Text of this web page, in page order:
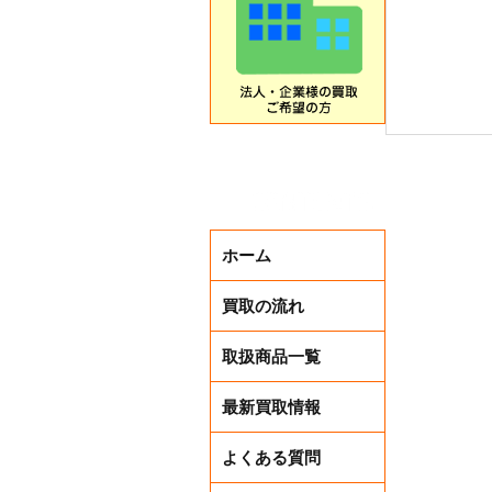
ホーム
買取の流れ
取扱商品一覧
最新買取情報
よくある質問